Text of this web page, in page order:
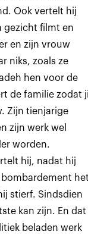
Ook vertelt hij
gezicht filmt en
en zijn vrouw
niks, zoals ze
hen voor de
de familie zodat
Zijn tienjarige
zijn werk wel
worden.
hij, nadat hij
stierf. Sindsdien
kan zijn. En dat
beladen werk